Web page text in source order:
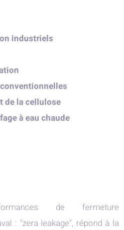
industriels
de la cellulose
à eau chaude
de fermeture
: "zera leakage", répond à la